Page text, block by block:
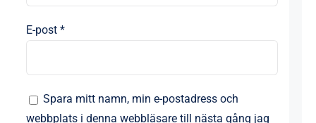
E-post *
Spara mitt namn, min e-postadress och
webbplats i denna webbläsare till nästa gång jag